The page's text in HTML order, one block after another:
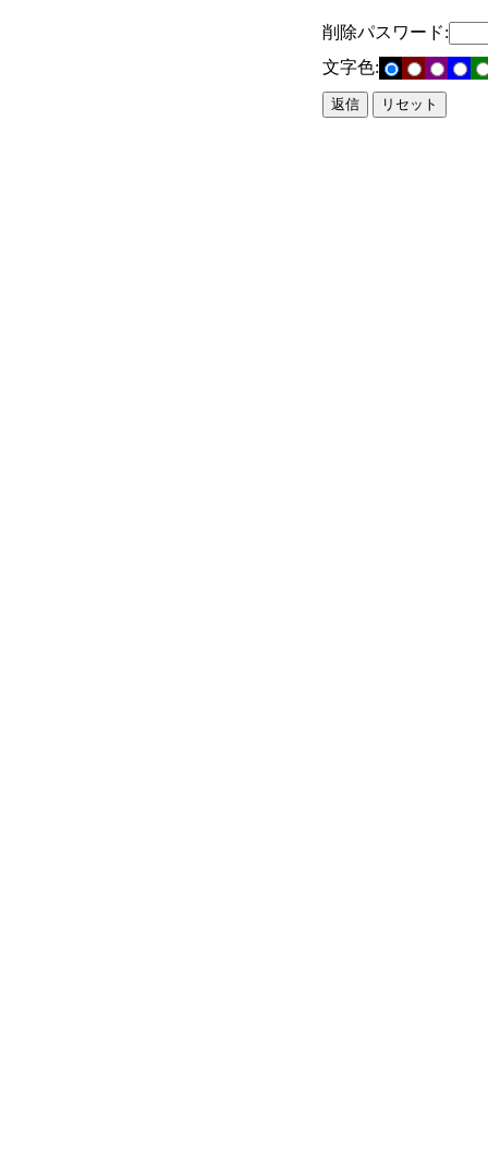
削除パスワード:
文字色: